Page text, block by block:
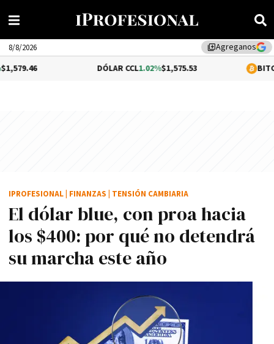
library_addAgreganos
8/8/2026
1.02%$1,575.53 -0.13%
El dólar blue, con proa hacia
los $400: por qué no detendrá
su marcha este año
IPROFESIONAL FINANZAS TENSIÓN CAMBIARIA